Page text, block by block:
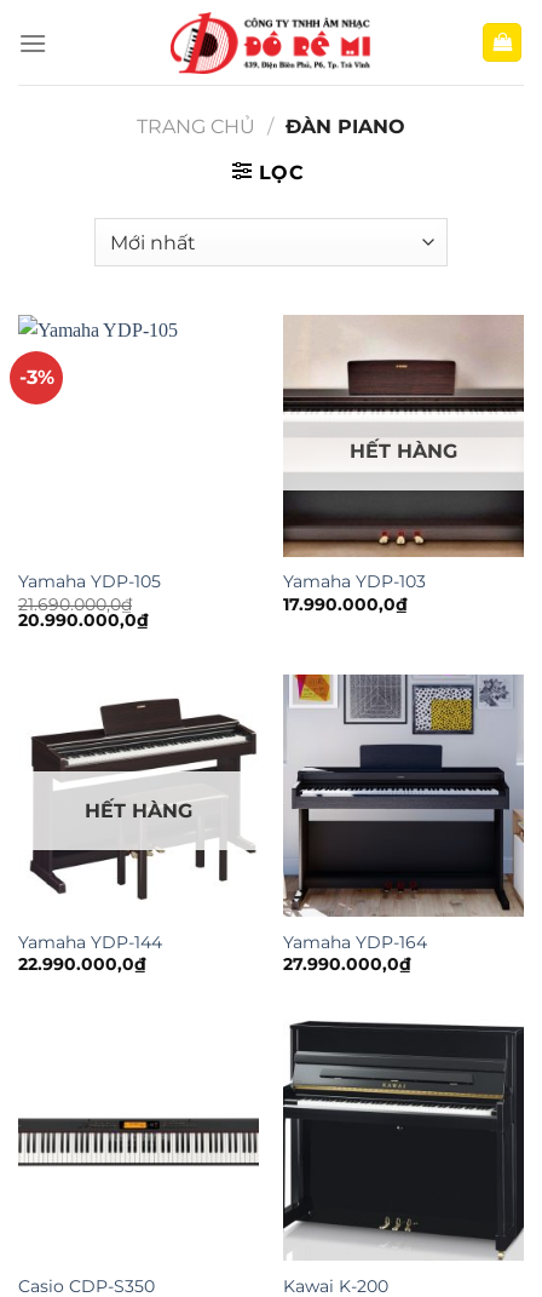
qua
TRANG CHỦ
/ ĐÀN PIANO
LỌC
-3%
Yamaha YDP-105
21.690.000,0₫
Giá
20.990.000,0₫Giá
hiện
HẾT HÀNG
Yamaha YDP-103
17.990.000,0₫
HẾT HÀNG
Yamaha YDP-144
22.990.000,0₫
Yamaha YDP-164
27.990.000,0₫
Casio CDP-S350
Kawai K-200